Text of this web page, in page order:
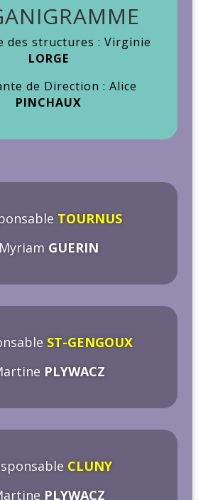
des structures : Virginie
LORGE
de Direction : Alice
PINCHAUX
TOURNUS
Myriam GUERIN
ST-GENGOUX
PLYWACZ
CLUNY
PLYWACZ